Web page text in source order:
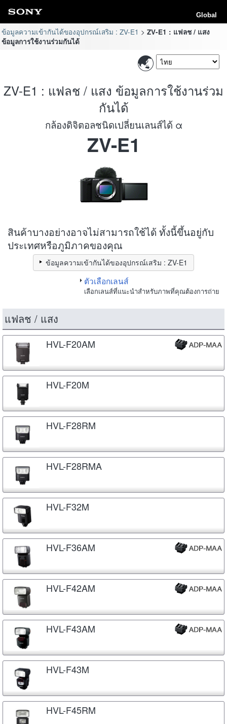
Global
ข้อมูลความเข้ากันได้ของอุปกรณ์เสริม : ZV-E1
ZV-E1 : แฟลช / แสง
ข้อมูลการใช้งานร่วมกันได้
ZV-E1 : แฟลช / แสง ข้อมูลการใช้งานร่วม
กันได้
กล้องดิจิตอลชนิดเปลี่ยนเลนส์ได้ α
ZV-E1
สินค้าบางอย่างอาจไม่สามารถใช้ได้ ทั้งนี้ขึ้นอยู่กับ
ประเทศหรือภูมิภาคของคุณ
ข้อมูลความเข้ากันได้ของอุปกรณ์เสริม : ZV-E1
ตัวเลือกเลนส์
เลือกเลนส์ที่แนะนำสำหรับภาพที่คุณต้องการถ่าย
แฟลช / แสง
HVL-F20AM
HVL-F20M
HVL-F28RM
HVL-F28RMA
HVL-F32M
HVL-F36AM
HVL-F42AM
HVL-F43AM
HVL-F43M
HVL-F45RM